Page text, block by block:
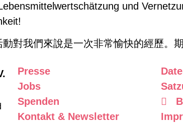
und
對我們來說是一次非常愉快的經歷。
Presse
Jobs
Spenden
Kontakt & Newsletter